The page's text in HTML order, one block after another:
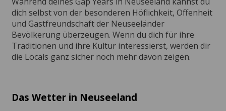
dich selbst von der besonderen Höflichkeit, Offenheit
und Gastfreundschaft der Neuseeländer
Bevölkerung überzeugen. Wenn du dich für ihre
Traditionen und ihre Kultur interessierst, werden dir
die Locals ganz sicher noch mehr davon zeigen.
Das Wetter in Neuseeland